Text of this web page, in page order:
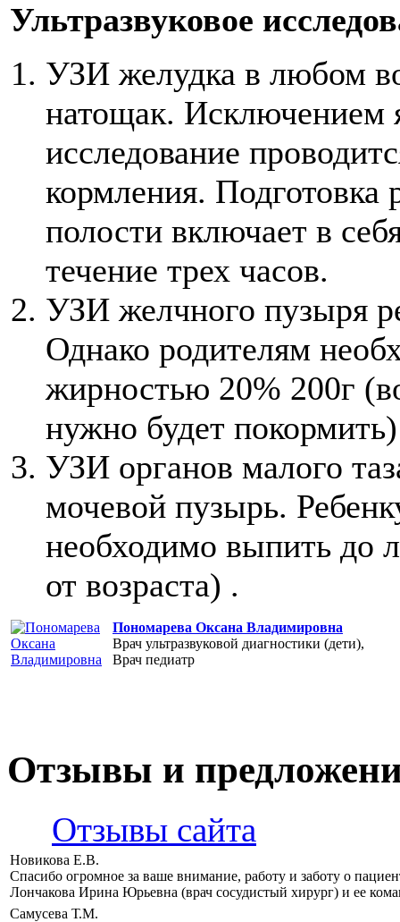
Ультразвуковое
УЗИ желудка в любом
натощак. Исключением
исследование
кормления.
полости включает в
течение трех часов.
УЗИ желчного пузыря
Однако родителям
жирностью 20% 200г
нужно будет
УЗИ органов малого
мочевой пузырь.
необходимо выпить до
от возраста) .
Пономарева Оксана Владимировна
Врач ультразвуковой диагностики (дети),
Врач педиатр
Отзывы и
Отзывы сайта
Новикова Е.В.
Спасибо огромное за ваше внимание, работу и заботу о
Лончакова Ирина Юрьевна (врач сосудистый хирург) и ее
Самусева Т.М.